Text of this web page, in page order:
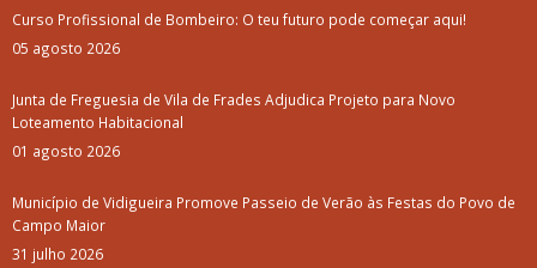
Curso Profissional de Bombeiro: O teu futuro pode começar aqui!
05 agosto 2026
Junta de Freguesia de Vila de Frades Adjudica Projeto para Novo
Loteamento Habitacional
01 agosto 2026
Município de Vidigueira Promove Passeio de Verão às Festas do Povo de
Campo Maior
31 julho 2026